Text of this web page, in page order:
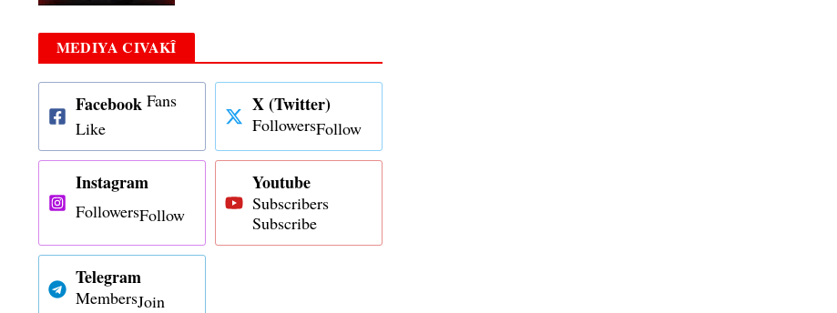
MEDIYA CIVAKÎ
Facebook Fans
Like
X (Twitter)
FollowersFollow
Instagram
FollowersFollow
Youtube
Subscribers
Subscribe
Telegram
MembersJoin